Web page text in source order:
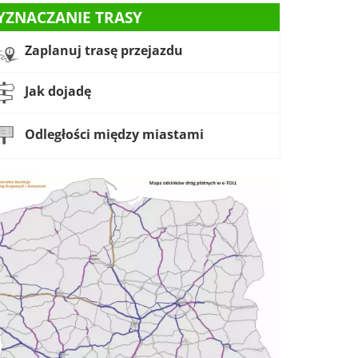
TRASY
Zaplanuj trasę przejazdu
Jak dojadę
Odległości między miastami